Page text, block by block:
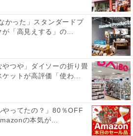
かった」スタンダードプ
が「高見えする」の...
やつや」ダイソーの折り畳
ットが高評価「使わ...
やってたの？」80％OFF
の本気が...